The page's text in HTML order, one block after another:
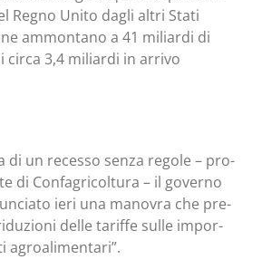
Regno Uni­to dagli altri Sta­ti
ammon­ta­no a 41 miliar­di di
cir­ca 3,4 miliar­di in arri­vo
di un reces­so sen­za rego­le – pro­
di Con­fa­gri­col­tu­ra – il gover­no
ieri una mano­vra che pre­
del­le tarif­fe sul­le impor­
agroalimentari”.